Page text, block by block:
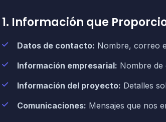
1. Información que
Datos de contacto: Nombre, correo
Información empresarial: Nombre de
Información del proyecto: Detalles
Comunicaciones: Mensajes que nos